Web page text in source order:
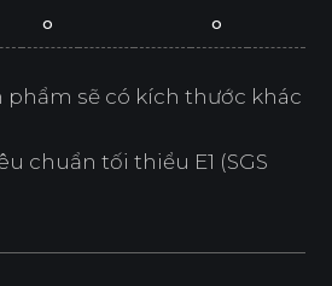
o o
phẩm sẽ có kích thước khác
chuẩn tối thiểu E1 (SGS